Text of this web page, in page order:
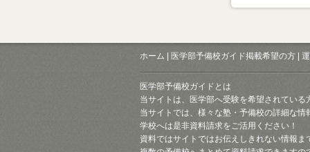
ホーム 医学部予備校ガイド掲載希望の方
医学部予備校ガイドとは
当サイトは、医学部へ受験を希望されてい
当サイトでは、様々な塾・予備校の詳細な
学校へは是非資料請求をご活用ください！
資料ではサイトではお伝えしきれない情報